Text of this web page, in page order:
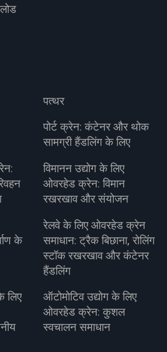
पत्थर
पोर्ट क्रेन: कंटेनर और थोक
सामग्री हैंडलिंग के लिए
विमानन उद्योग के लिए
ओवरहेड क्रेन: विमान
रखरखाव और संयोजन
के
रेलवे के लिए ओवरहेड क्रेन
समाधान: ट्रैक बिछाना, रोलिंग
स्टॉक रखरखाव और कंटेनर
हैंडलिंग
लिए
ऑटोमोटिव उद्योग के लिए
ओवरहेड क्रेन: कुशल
स्वचालन समाधान